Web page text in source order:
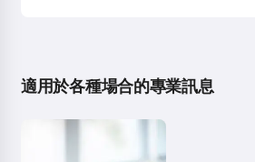
適用於各種場合的專業訊息